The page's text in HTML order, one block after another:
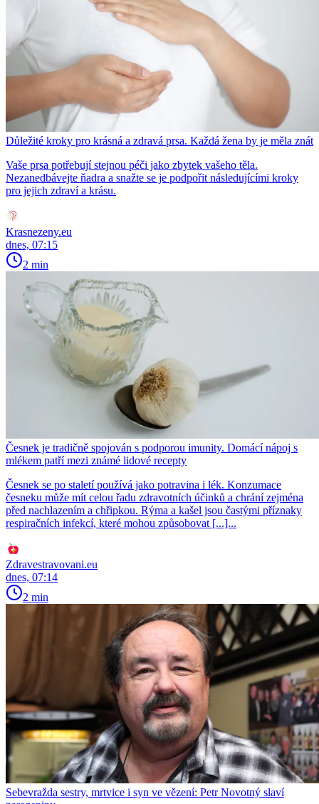
Důležité kroky pro krásná a zdravá prsa. Každá žena by je měla znát
Vaše prsa potřebují stejnou péči jako zbytek vašeho těla.
Nezanedbávejte ňadra a snažte se je podpořit následujícími kroky
pro jejich zdraví a krásu.
Krasnezeny.eu
dnes, 07:15
2 min
Česnek je tradičně spojován s podporou imunity. Domácí nápoj s
mlékem patří mezi známé lidové recepty
Česnek se po staletí používá jako potravina i lék. Konzumace
česneku může mít celou řadu zdravotních účinků a chrání zejména
před nachlazením a chřipkou. Rýma a kašel jsou častými příznaky
respiračních infekcí, které mohou způsobovat [...]...
Zdravestravovani.eu
dnes, 07:14
2 min
Sebevražda sestry, mrtvice i syn ve vězení: Petr Novotný slaví